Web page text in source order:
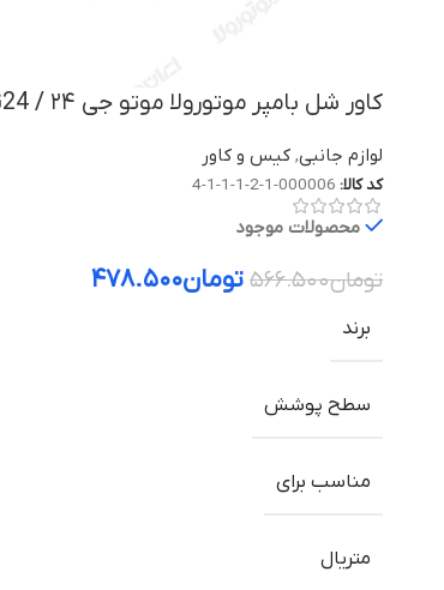
کاور شل بامپر موتورولا موتو جی ۲۴ / Motorola Moto G24
لوازم جانبی, کیس و کاور
کد کالا: 000006-1-2-1-1-1-4
محصولات موجود
تومان۵۶۶.۵۰۰ تومان۴۷۸.۵۰۰
برند
سطح پوشش
مناسب برای
متریال